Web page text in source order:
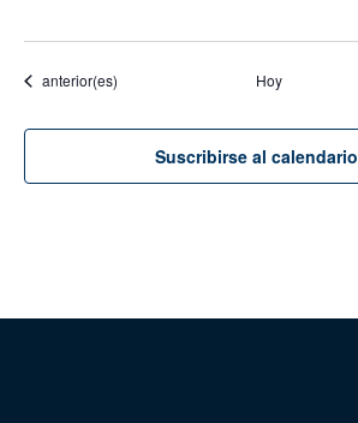
Eventos
anterior(es) Hoy
Suscribirse al calendario